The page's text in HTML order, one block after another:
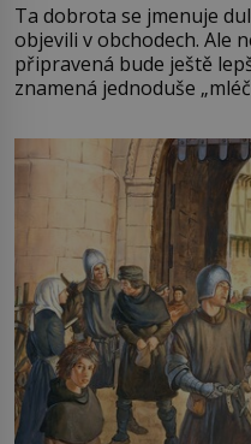
Ta dobrota se jmenuje
objevili v obchodech. Ale
připravená bude ještě
znamená jednoduše
pře hned několik
Francie, kde se traduje,